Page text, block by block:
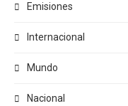
Emisiones
Internacional
Mundo
Nacional